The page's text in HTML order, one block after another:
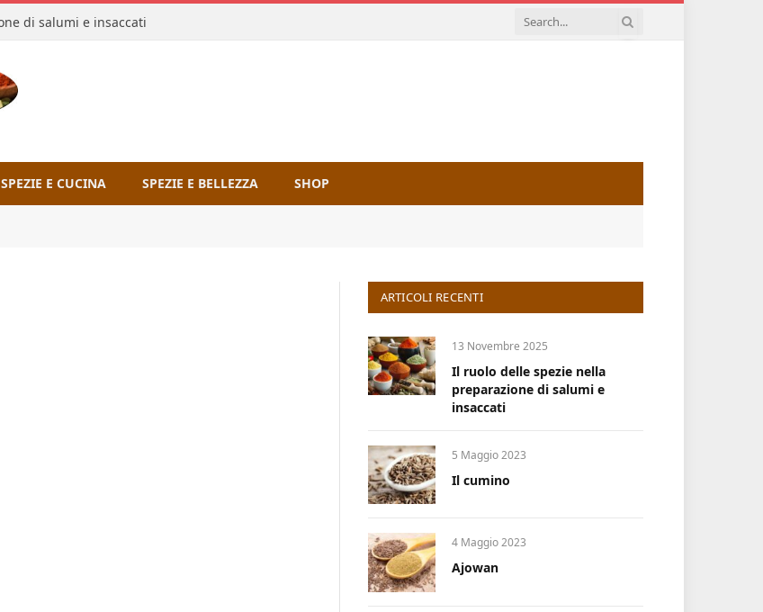
di salumi e insaccati
SPEZIE E CUCINA SPEZIE E BELLEZZA SHOP
ARTICOLI RECENTI
13 Novembre 2025
Il ruolo delle spezie nella
preparazione di salumi e
insaccati
5 Maggio 2023
Il cumino
4 Maggio 2023
Ajowan